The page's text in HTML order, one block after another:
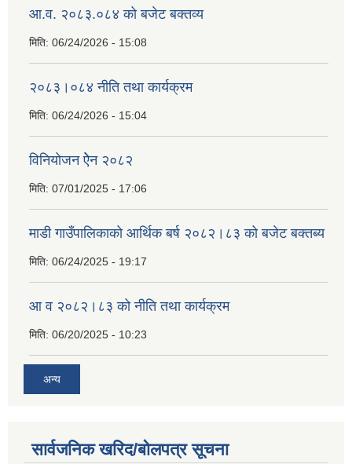
आ.व. २०८३.०८४ को बजेट बक्तव्य
मिति: 06/24/2026 - 15:08
२०८३।०८४ नीति तथा कार्यक्रम
मिति: 06/24/2026 - 15:04
विनियोजन ऐेन २०८२
मिति: 07/01/2025 - 17:06
माडी गाउँपालिकाको आर्थिक बर्ष २०८२।८३ को बजेट बक्तब्य
मिति: 06/24/2025 - 19:17
आ व २०८२।८३ को नीति तथा कार्यक्रम
मिति: 06/20/2025 - 10:23
अन्य
सार्वजनिक खरिद/बोलपत्र सूचना